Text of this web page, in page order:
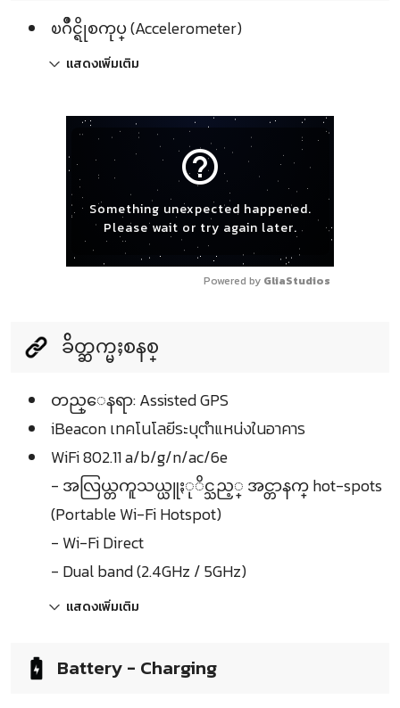
ၿဂိဳင္ရိုစကုပ္ (Accelerometer)
แสดงเพิ่มเติม
help_outline
Something unexpected happened.
Please wait or try again later.
Powered by GliaStudios
ခ်ိတ္ဆက္မႈစနစ္
တည္ေနရာ: Assisted GPS
iBeacon เทคโนโลยีระบุตำแหน่งในอาคาร
WiFi 802.11 a/b/g/n/ac/6e
- အလြယ္တကူသယ္ယူႏုိင္သည့္ အင္တာနက္ hot-spots
(Portable Wi-Fi Hotspot)
- Wi-Fi Direct
- Dual band (2.4GHz / 5GHz)
แสดงเพิ่มเติม
Battery - Charging